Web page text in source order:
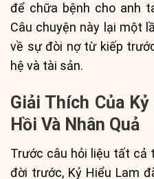
để chữa bệnh cho anh
Câu chuyện này lại một
về sự đòi nợ từ kiếp
hệ và tài sản.
Giải Thích Của
Hồi Và Nhân Quả
Trước câu hỏi liệu tất cả
đời trước, Kỷ Hiểu Lam